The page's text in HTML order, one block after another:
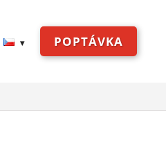
POPTÁVKA